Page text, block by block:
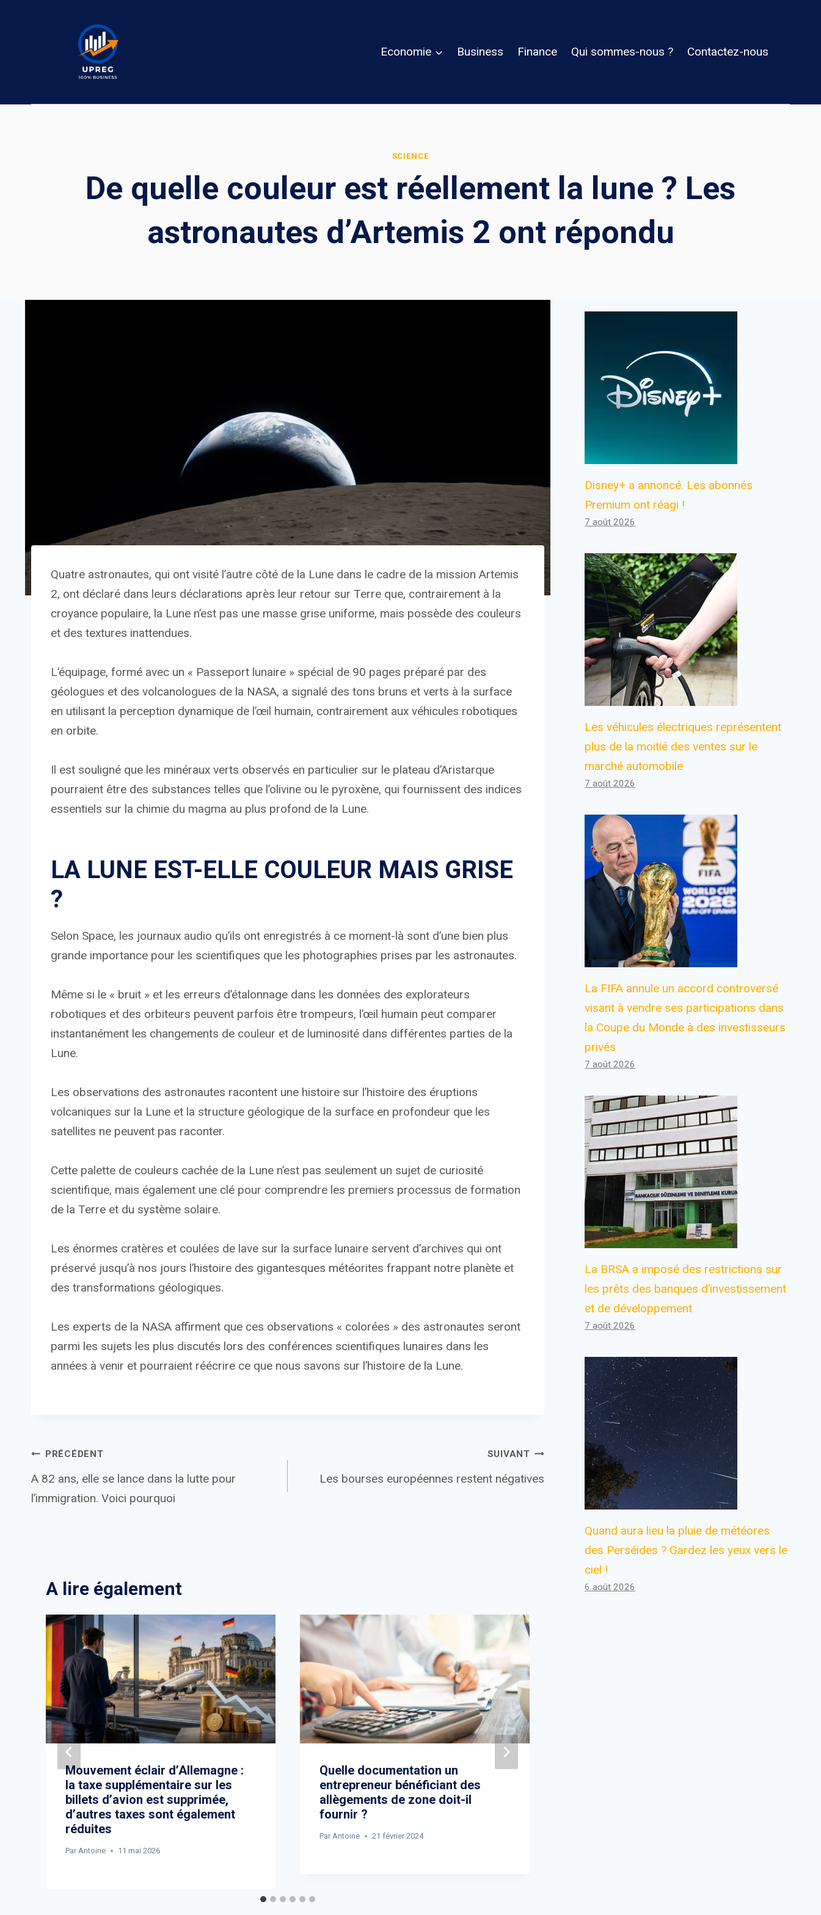
Economie Business Finance Qui sommes-nous ? Contactez-nous
SCIENCE
De quelle couleur est réellement la lune ? Les
astronautes d’Artemis 2 ont répondu
Quatre astronautes, qui ont visité l’autre côté de la Lune dans le cadre de la mission Artemis
2, ont déclaré dans leurs déclarations après leur retour sur Terre que, contrairement à la
croyance populaire, la Lune n’est pas une masse grise uniforme, mais possède des couleurs
et des textures inattendues.
L’équipage, formé avec un « Passeport lunaire » spécial de 90 pages préparé par des
géologues et des volcanologues de la NASA, a signalé des tons bruns et verts à la surface
en utilisant la perception dynamique de l’œil humain, contrairement aux véhicules robotiques
en orbite.
Il est souligné que les minéraux verts observés en particulier sur le plateau d’Aristarque
pourraient être des substances telles que l’olivine ou le pyroxène, qui fournissent des indices
essentiels sur la chimie du magma au plus profond de la Lune.
LA LUNE EST-ELLE COULEUR MAIS GRISE
?
Selon Space, les journaux audio qu’ils ont enregistrés à ce moment-là sont d’une bien plus
grande importance pour les scientifiques que les photographies prises par les astronautes.
Même si le « bruit » et les erreurs d’étalonnage dans les données des explorateurs
robotiques et des orbiteurs peuvent parfois être trompeurs, l’œil humain peut comparer
instantanément les changements de couleur et de luminosité dans différentes parties de la
Lune.
Les observations des astronautes racontent une histoire sur l’histoire des éruptions
volcaniques sur la Lune et la structure géologique de la surface en profondeur que les
satellites ne peuvent pas raconter.
Cette palette de couleurs cachée de la Lune n’est pas seulement un sujet de curiosité
scientifique, mais également une clé pour comprendre les premiers processus de formation
de la Terre et du système solaire.
Les énormes cratères et coulées de lave sur la surface lunaire servent d’archives qui ont
préservé jusqu’à nos jours l’histoire des gigantesques météorites frappant notre planète et
des transformations géologiques.
Les experts de la NASA affirment que ces observations « colorées » des astronautes seront
parmi les sujets les plus discutés lors des conférences scientifiques lunaires dans les
années à venir et pourraient réécrire ce que nous savons sur l’histoire de la Lune.
Navigation
de
PRÉCÉDENT
A 82 ans, elle se lance dans la lutte pour
l’immigration. Voici pourquoi
SUIVANT
Les bourses européennes restent négatives
A lire également
Mouvement éclair d’Allemagne :
la taxe supplémentaire sur les
billets d’avion est supprimée,
d’autres taxes sont également
réduites
Par Antoine 11 mai 2026
Quelle documentation un
entrepreneur bénéficiant des
allègements de zone doit-il
fournir ?
Par Antoine 21 février 2024
Disney+ a annoncé. Les abonnés
Premium ont réagi !
7 août 2026
Les véhicules électriques représentent
plus de la moitié des ventes sur le
marché automobile
7 août 2026
La FIFA annule un accord controversé
visant à vendre ses participations dans
la Coupe du Monde à des investisseurs
privés
7 août 2026
La BRSA a imposé des restrictions sur
les prêts des banques d’investissement
et de développement
7 août 2026
Quand aura lieu la pluie de météores
des Perséides ? Gardez les yeux vers le
ciel !
6 août 2026